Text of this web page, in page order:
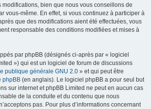
modifications, bien que nous vous conseillons de
vous-même. En effet, si vous continuez à participer à
que des modifications aient été effectuées, vous
responsable des conditions modifiées et mises à
par phpBB (désignés ci-après par « logiciel
») qui est un logiciel de forum de discussions
publique générale GNU 2.0 » et qui peut être
phpBB (en anglais). Le logiciel phpBB a pour seul but
sur internet et phpBB Limited ne peut en aucun cas
de la conduite et du contenu que nous
pas. Pour plus d’informations concernant